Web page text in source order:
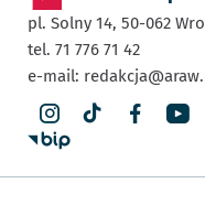
pl. Solny 14, 50-062
tel. 71 776 71 42
e-mail: